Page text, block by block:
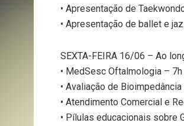
• Apresentação de
• Apresentação de ballet e
SEXTA-FEIRA 16/06 – Ao
• MedSesc Oftalmologia –
• Avaliação de
• Atendimento Comercial e
• Pílulas educacionais sobre